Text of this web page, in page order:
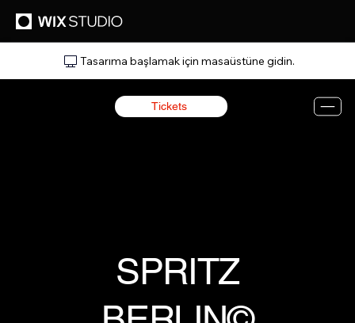
Tasarıma başlamak için masaüstüne gidin.